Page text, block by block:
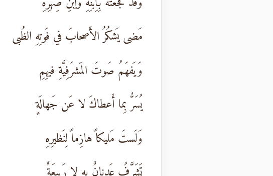
مَضى يَشكُرُ الأَصحابَ في فَوتِهِ الظُبى
وَيَفهَمُ صَوتَ المَشرَفِيَّةِ فيهِمِ
يُسَرُّ بِما أَعطاكَ لا عَن جَهالَةٍ
وَلَستَ مَليكاً هازِماً لِنَظيرِهِ